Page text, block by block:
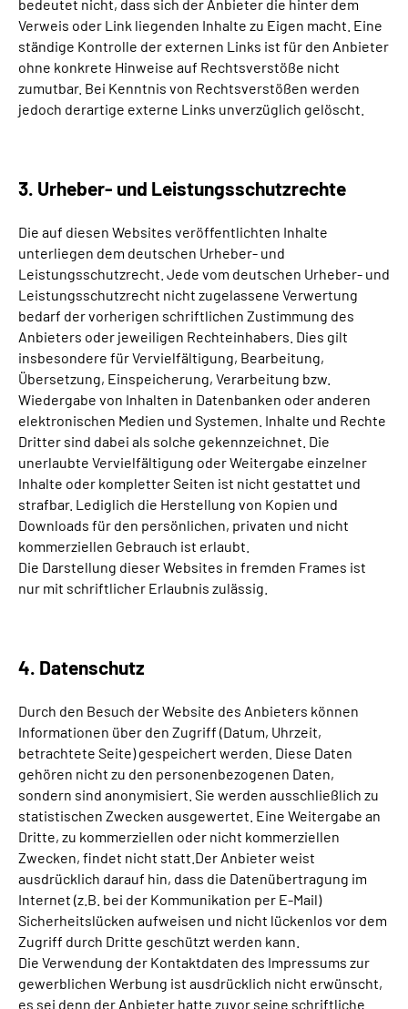
bedeutet nicht, dass sich der Anbieter die hinter dem
Verweis oder Link liegenden Inhalte zu Eigen macht. Eine
ständige Kontrolle der externen Links ist für den Anbieter
ohne konkrete Hinweise auf Rechtsverstöße nicht
zumutbar. Bei Kenntnis von Rechtsverstößen werden
jedoch derartige externe Links unverzüglich gelöscht.
3. Urheber- und Leistungsschutzrechte
Die auf diesen Websites veröffentlichten Inhalte
unterliegen dem deutschen Urheber- und
Leistungsschutzrecht. Jede vom deutschen Urheber- und
Leistungsschutzrecht nicht zugelassene Verwertung
bedarf der vorherigen schriftlichen Zustimmung des
Anbieters oder jeweiligen Rechteinhabers. Dies gilt
insbesondere für Vervielfältigung, Bearbeitung,
Übersetzung, Einspeicherung, Verarbeitung bzw.
Wiedergabe von Inhalten in Datenbanken oder anderen
elektronischen Medien und Systemen. Inhalte und Rechte
Dritter sind dabei als solche gekennzeichnet. Die
unerlaubte Vervielfältigung oder Weitergabe einzelner
Inhalte oder kompletter Seiten ist nicht gestattet und
strafbar. Lediglich die Herstellung von Kopien und
Downloads für den persönlichen, privaten und nicht
kommerziellen Gebrauch ist erlaubt.
Die Darstellung dieser Websites in fremden Frames ist
nur mit schriftlicher Erlaubnis zulässig.
4. Datenschutz
Durch den Besuch der Website des Anbieters können
Informationen über den Zugriff (Datum, Uhrzeit,
betrachtete Seite) gespeichert werden. Diese Daten
gehören nicht zu den personenbezogenen Daten,
sondern sind anonymisiert. Sie werden ausschließlich zu
statistischen Zwecken ausgewertet. Eine Weitergabe an
Dritte, zu kommerziellen oder nicht kommerziellen
Zwecken, findet nicht statt.Der Anbieter weist
ausdrücklich darauf hin, dass die Datenübertragung im
Internet (z.B. bei der Kommunikation per E-Mail)
Sicherheitslücken aufweisen und nicht lückenlos vor dem
Zugriff durch Dritte geschützt werden kann.
Die Verwendung der Kontaktdaten des Impressums zur
gewerblichen Werbung ist ausdrücklich nicht erwünscht,
es sei denn der Anbieter hatte zuvor seine schriftliche